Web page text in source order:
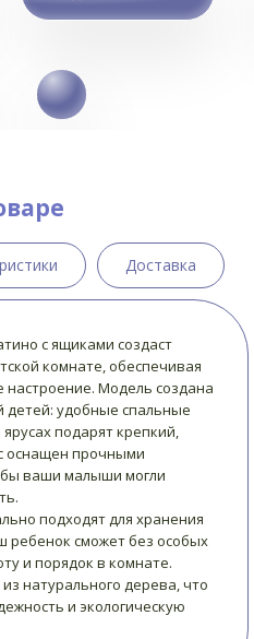
Доставка
с ящиками создаст
комнате, обеспечивая
Модель создана
детей: удобные спальные
подарят крепкий,
оснащен прочными
ваши малыши могли
подходят для хранения
сможет без особых
и порядок в комнате.
натурального дерева, что
и экологическую